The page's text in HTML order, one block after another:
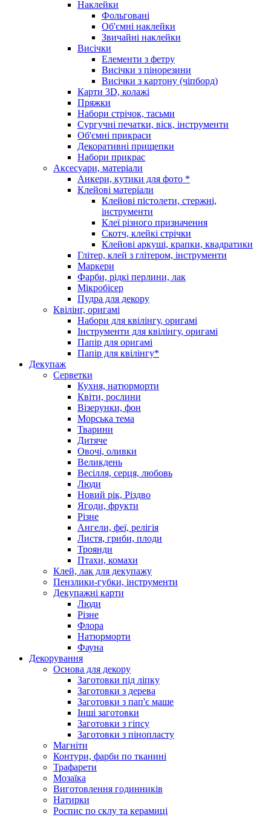
Наклейки
Фольговані
Об'ємні наклейки
Звичайні наклейки
Висічки
Елементи з фетру
Висічки з пінорезини
Висічки з картону (чіпборд)
Карти 3D, колажі
Пряжки
Набори стрічок, тасьми
Сургучні печатки, віск, інструменти
Об'ємні прикраси
Декоративні прищепки
Набори прикрас
Аксесуари, матеріали
Анкери, кутики для фото *
Клейові матеріали
Клейові пістолети, стержні,
інструменти
Клеї різного призначення
Скотч, клейкі стрічки
Клейові аркуші, крапки, квадратики
Глітер, клей з глітером, інструменти
Маркери
Фарби, рідкі перлини, лак
Мікробісер
Пудра для декору
Квілінг, оригамі
Набори для квілінгу, оригамі
Інструменти для квілінгу, оригамі
Папір для оригамі
Папір для квілінгу*
Декупаж
Серветки
Кухня, натюрморти
Квіти, рослини
Візерунки, фон
Морська тема
Тварини
Дитяче
Овочі, оливки
Великдень
Весілля, серця, любовь
Люди
Новий рік, Різдво
Ягоди, фрукти
Різне
Ангели, феї, релігія
Листя, гриби, плоди
Троянди
Птахи, комахи
Клей, лак для декупажу
Пензлики-губки, інструменти
Декупажні карти
Люди
Різне
Флора
Натюрморти
Фауна
Декорування
Основа для декору
Заготовки під ліпку
Заготовки з дерева
Заготовки з пап'є маше
Інші заготовки
Заготовки з гіпсу
Заготовки з пінопласту
Магніти
Контури, фарби по тканині
Трафарети
Мозаїка
Виготовлення годинників
Натирки
Роспис по склу та керамиці